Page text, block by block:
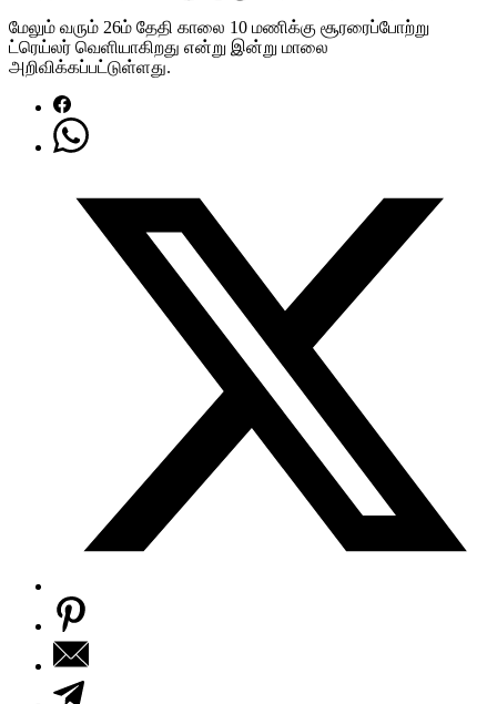
மேலும் வரும் 26ம் தேதி காலை 10 மணிக்கு சூரரைப்போற்று
ட்ரெய்லர் வெளியாகிறது என்று இன்று மாலை
அறிவிக்கப்பட்டுள்ளது.